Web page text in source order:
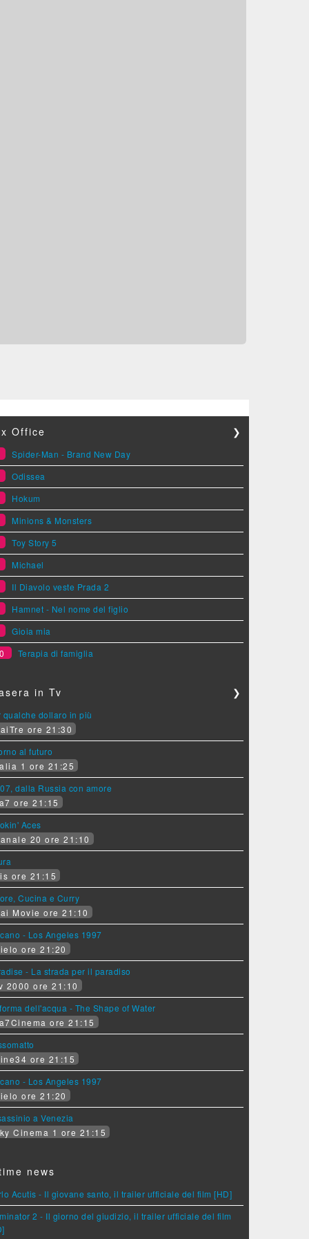
Office ❯
Spider-Man - Brand New Day
Odissea
Hokum
Minions & Monsters
Toy Story 5
Michael
Il Diavolo veste Prada 2
Hamnet - Nel nome del figlio
Gioia mia
Terapia di famiglia
in Tv ❯
qualche dollaro in più
ore 21:30
al futuro
1 ore 21:25
dalla Russia con amore
ore 21:15
Aces
20 ore 21:10
ore 21:15
Cucina e Curry
Movie ore 21:10
- Los Angeles 1997
ore 21:20
- La strada per il paradiso
2000 ore 21:10
dell'acqua - The Shape of Water
ore 21:15
ore 21:15
- Los Angeles 1997
ore 21:20
a Venezia
Cinema 1 ore 21:15
news
Acutis - Il giovane santo, il trailer ufficiale del film [HD]
2 - Il giorno del giudizio, il trailer ufficiale del film